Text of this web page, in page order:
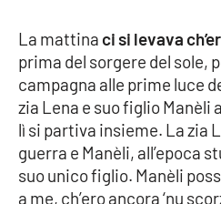
Storie
LAC
NETWORK
Lacplay.it
Lactv.it
La mattina ci si levava
prima del sorgere del sole,
campagna alle prime luce
zia Lena e suo figlio Manèli
lì si partiva insieme. La zia
guerra e Manèli, all’epoca
suo unico figlio. Manèli
a me, ch’ero ancora ‘nu